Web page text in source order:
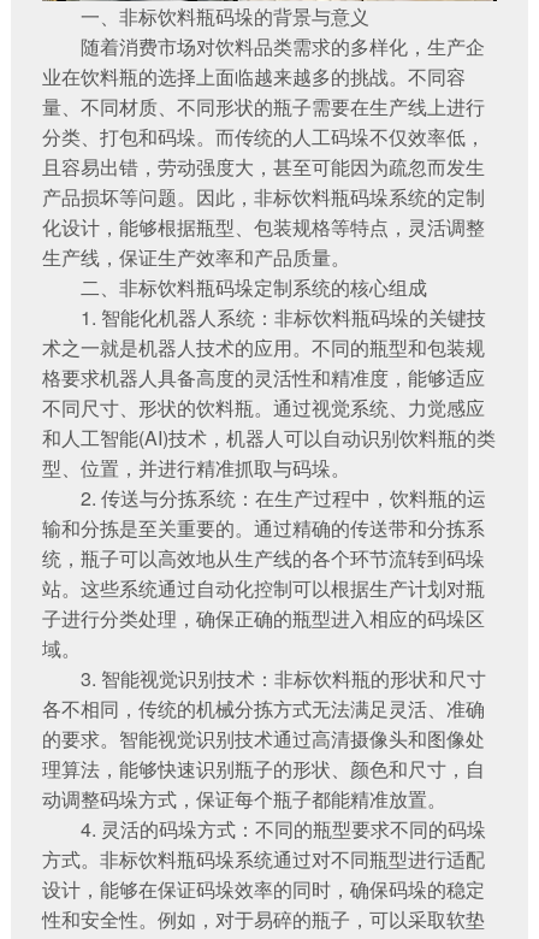
一、非标饮料瓶码垛的背景与意义
随着消费市场对饮料品类需求的多样化，生产企
业在饮料瓶的选择上面临越来越多的挑战。不同容
量、不同材质、不同形状的瓶子需要在生产线上进行
分类、打包和码垛。而传统的人工码垛不仅效率低，
且容易出错，劳动强度大，甚至可能因为疏忽而发生
产品损坏等问题。因此，非标饮料瓶码垛系统的定制
化设计，能够根据瓶型、包装规格等特点，灵活调整
生产线，保证生产效率和产品质量。
二、非标饮料瓶码垛定制系统的核心组成
1. 智能化机器人系统：非标饮料瓶码垛的关键技
术之一就是机器人技术的应用。不同的瓶型和包装规
格要求机器人具备高度的灵活性和精准度，能够适应
不同尺寸、形状的饮料瓶。通过视觉系统、力觉感应
和人工智能(AI)技术，机器人可以自动识别饮料瓶的类
型、位置，并进行精准抓取与码垛。
2. 传送与分拣系统：在生产过程中，饮料瓶的运
输和分拣是至关重要的。通过精确的传送带和分拣系
统，瓶子可以高效地从生产线的各个环节流转到码垛
站。这些系统通过自动化控制可以根据生产计划对瓶
子进行分类处理，确保正确的瓶型进入相应的码垛区
域。
3. 智能视觉识别技术：非标饮料瓶的形状和尺寸
各不相同，传统的机械分拣方式无法满足灵活、准确
的要求。智能视觉识别技术通过高清摄像头和图像处
理算法，能够快速识别瓶子的形状、颜色和尺寸，自
动调整码垛方式，保证每个瓶子都能精准放置。
4. 灵活的码垛方式：不同的瓶型要求不同的码垛
方式。非标饮料瓶码垛系统通过对不同瓶型进行适配
设计，能够在保证码垛效率的同时，确保码垛的稳定
性和安全性。例如，对于易碎的瓶子，可以采取软垫